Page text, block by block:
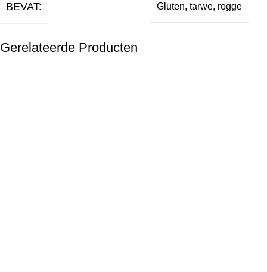
BEVAT: Gluten, tarwe, rogge
Gerelateerde Producten